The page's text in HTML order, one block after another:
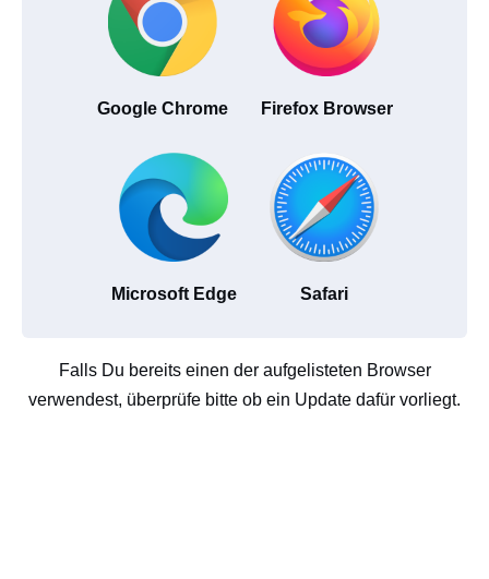
Google Chrome Firefox Browser
Microsoft Edge Safari
Falls Du bereits einen der aufgelisteten Browser
verwendest, überprüfe bitte ob ein Update dafür vorliegt.